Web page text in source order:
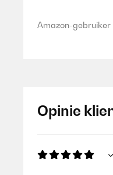
Amazon-gebruiker
Opinie